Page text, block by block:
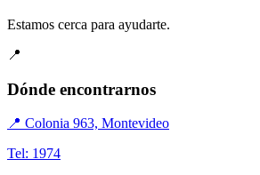
Estamos cerca para ayudarte.
📍
Dónde encontrarnos
📍 Colonia 963, Montevideo
Tel: 1974